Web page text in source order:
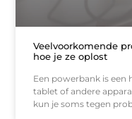
Veelvoorkomende
hoe je ze oplost
Een powerbank is een
tablet of andere
kun je soms tegen